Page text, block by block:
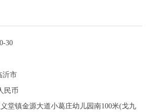
30
沂市
民币
堂镇金源大道小葛庄幼儿园南100米(戈九